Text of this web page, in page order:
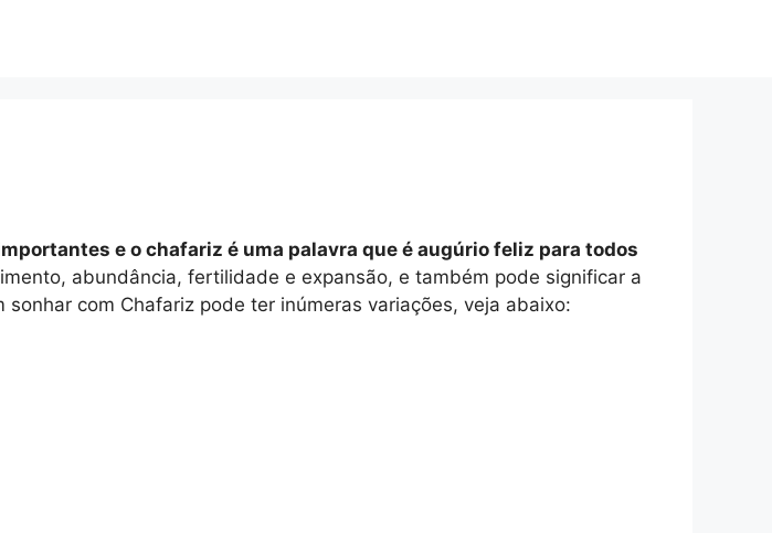
e o chafariz é uma palavra que é augúrio feliz para todos
abundância, fertilidade e expansão, e também pode significar a
com Chafariz pode ter inúmeras variações, veja abaixo: